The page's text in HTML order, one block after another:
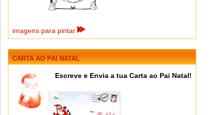
imagens para pintar
CARTA AO PAI NATAL
Escreve e Envia a tua Carta ao Pai Natal!